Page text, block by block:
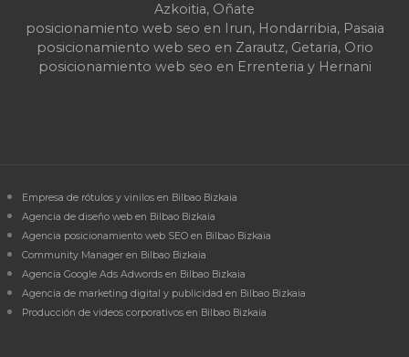
Azkoitia, Oñate
posicionamiento web seo en Irun, Hondarribia, Pasaia
posicionamiento web seo en Zarautz, Getaria, Orio
posicionamiento web seo en Errenteria y Hernani
Empresa de rótulos y vinilos en Bilbao Bizkaia
Agencia de diseño web en Bilbao Bizkaia
Agencia posicionamiento web SEO en Bilbao Bizkaia
Community Manager en Bilbao Bizkaia
Agencia Google Ads Adwords en Bilbao Bizkaia
Agencia de marketing digital y publicidad en Bilbao Bizkaia
Producción de videos corporativos en Bilbao Bizkaia